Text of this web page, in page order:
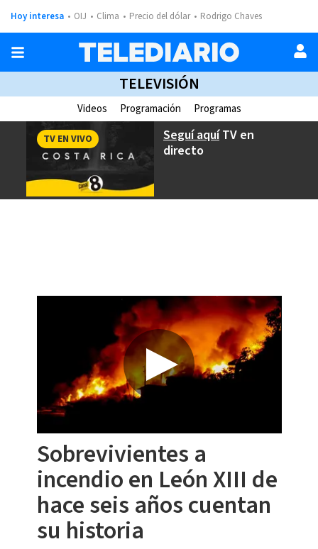
Hoy interesa OIJ Clima Precio del dólar Rodrigo Chaves
TELEVISIÓN
Videos Programación Programas
Seguí aquíTV en
directo
TV EN VIVO
Sobrevivientes a
incendio en León XIII de
hace seis años cuentan
su historia